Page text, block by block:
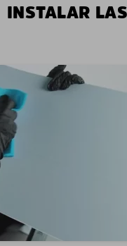
INSTALAR